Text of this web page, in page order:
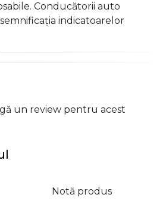
Conducătorii auto
indicatoarelor
un review pentru acest
Notă produs